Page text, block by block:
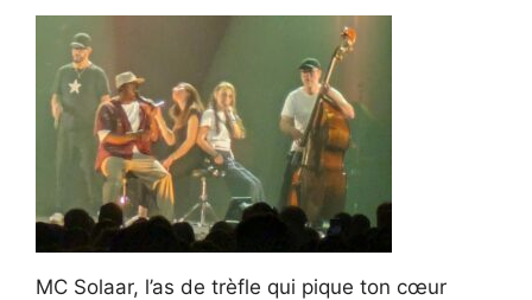
MC Solaar, l’as de trèfle qui pique ton cœur